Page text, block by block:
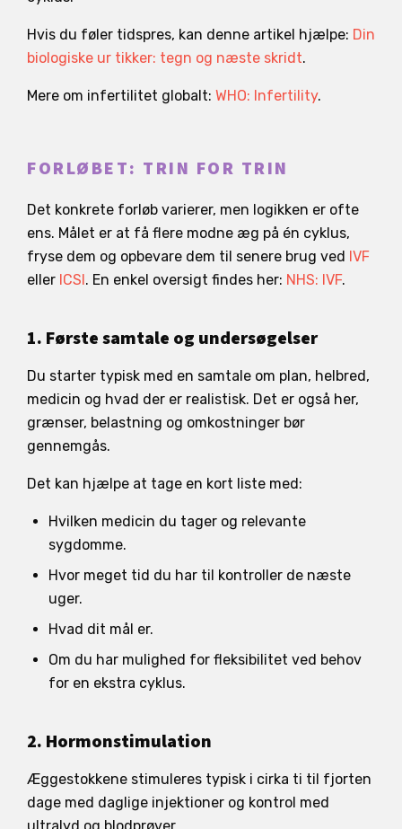
Hvis du føler tidspres, kan denne artikel hjælpe: Din
biologiske ur tikker: tegn og næste skridt.
Mere om infertilitet globalt: WHO: Infertility.
FORLØBET: TRIN FOR TRIN
Det konkrete forløb varierer, men logikken er ofte
ens. Målet er at få flere modne æg på én cyklus,
fryse dem og opbevare dem til senere brug ved IVF
eller ICSI. En enkel oversigt findes her: NHS: IVF.
1. Første samtale og undersøgelser
Du starter typisk med en samtale om plan, helbred,
medicin og hvad der er realistisk. Det er også her,
grænser, belastning og omkostninger bør
gennemgås.
Det kan hjælpe at tage en kort liste med:
Hvilken medicin du tager og relevante
sygdomme.
Hvor meget tid du har til kontroller de næste
uger.
Hvad dit mål er.
Om du har mulighed for fleksibilitet ved behov
for en ekstra cyklus.
2. Hormonstimulation
Æggestokkene stimuleres typisk i cirka ti til fjorten
dage med daglige injektioner og kontrol med
ultralyd og blodprøver.